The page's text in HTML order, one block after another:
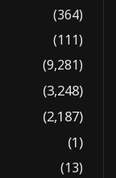
(364)
(111)
(9,281)
(3,248)
(2,187)
(1)
(13)